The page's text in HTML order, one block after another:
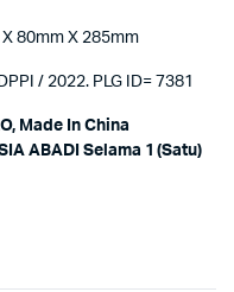
X 80mm X 285mm
/ 2022. PLG ID= 7381
Made In China
ABADI Selama 1 (Satu)